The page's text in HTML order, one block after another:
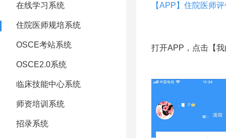
在线学习系统
住院医师规培系统
OSCE考站系统
OSCE2.0系统
临床技能中心系统
师资培训系统
招录系统
【APP】住院医师
打开APP，点击【